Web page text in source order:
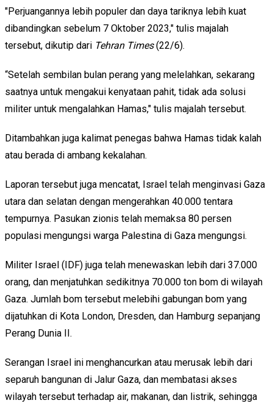
"Perjuangannya lebih populer dan daya tariknya lebih kuat
dibandingkan sebelum 7 Oktober 2023," tulis majalah
tersebut, dikutip dari Tehran Times(22/6).
“Setelah sembilan bulan perang yang melelahkan, sekarang
saatnya untuk mengakui kenyataan pahit, tidak ada solusi
militer untuk mengalahkan Hamas," tulis majalah tersebut.
Ditambahkan juga kalimat penegas bahwa Hamas tidak kalah
atau berada di ambang kekalahan.
Laporan tersebut juga mencatat, Israel telah menginvasi Gaza
utara dan selatan dengan mengerahkan 40.000 tentara
tempurnya. Pasukan zionis telah memaksa 80 persen
populasi mengungsi warga Palestina di Gaza mengungsi.
Militer Israel (IDF) juga telah menewaskan lebih dari 37.000
orang, dan menjatuhkan sedikitnya 70.000 ton bom di wilayah
Gaza. Jumlah bom tersebut melebihi gabungan bom yang
dijatuhkan di Kota London, Dresden, dan Hamburg sepanjang
Perang Dunia II.
Serangan Israel ini menghancurkan atau merusak lebih dari
separuh bangunan di Jalur Gaza, dan membatasi akses
wilayah tersebut terhadap air, makanan, dan listrik, sehingga